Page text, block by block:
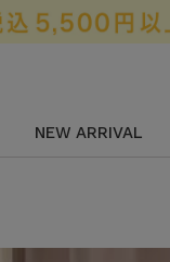
NEW ARRIVAL